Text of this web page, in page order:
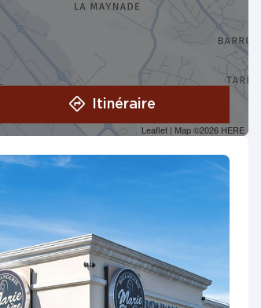
Leaflet | Map ©2026 HERE
Itinéraire